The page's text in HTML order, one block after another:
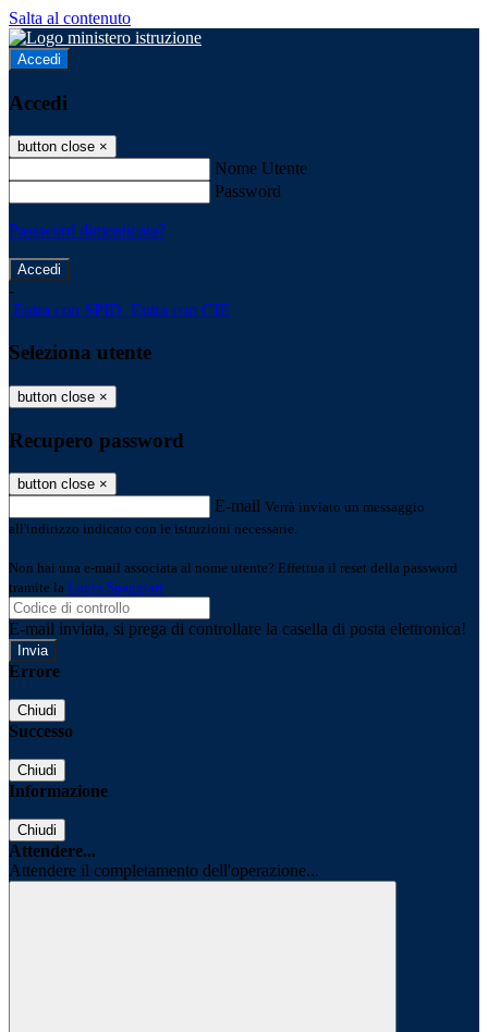
Salta al contenuto
Accedi
Accedi
button close ×
Nome Utente
Password
Password dimenticata?
-
Entra con SPID Entra con CIE
Seleziona utente
button close ×
Recupero password
button close ×
E-mail Verrà inviato un messaggio
all'indirizzo indicato con le istruzioni necessarie.
Non hai una e-mail associata al nome utente? Effettua il reset della password
tramite la Login Spaggiari
E-mail inviata, si prega di controllare la casella di posta elettronica!
Errore
Chiudi
Successo
Chiudi
Informazione
Chiudi
Attendere...
Attendere il completamento dell'operazione...